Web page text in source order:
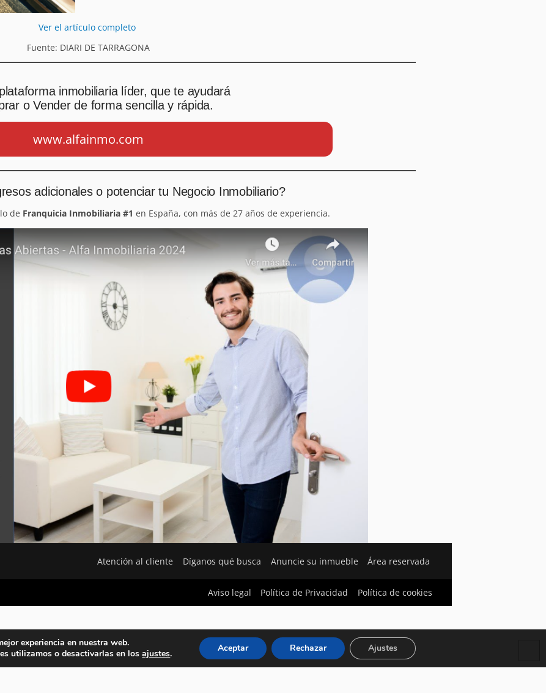
Ver el artículo completo
Fuente: DIARI DE TARRAGONA
inmobiliaria líder, que te ayudará
o Vender de forma sencilla y rápida.
www.alfainmo.com
adicionales o potenciar tu Negocio Inmobiliario?
de Franquicia Inmobiliaria #1 en España, con más de 27 años de experiencia.
Atención al cliente Díganos qué busca Anuncie su inmueble Área reservada
Aviso legal Política de Privacidad Política de cookies
experiencia en nuestra web.
utilizamos o desactivarlas en losajustes. Aceptar Rechazar Ajustes